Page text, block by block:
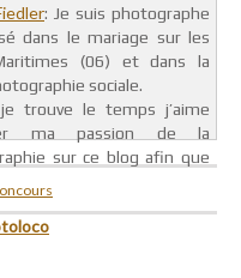
: Je suis photographe
dans le mariage sur les
(06) et dans la
sociale.
trouve le temps j’aime
ma passion de la
sur ce blog afin que